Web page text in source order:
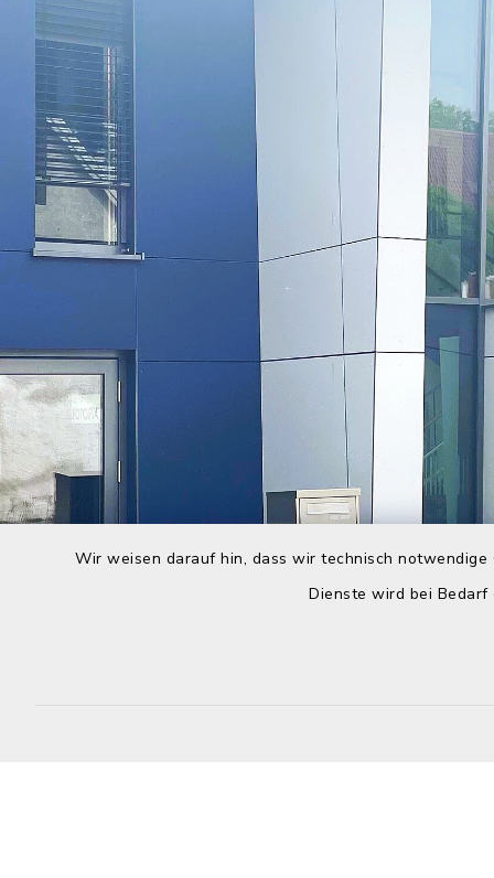
Wir weisen darauf hin, dass wir technisch
Dienste wird bei